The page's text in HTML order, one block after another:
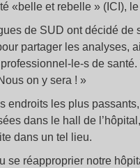
«belle et rebelle » (ICI),
de SUD ont décidé de
partager les analyses,
le-s de
on y sera ! »
endroits les plus
dans le hall de
dans un tel lieu.
se réapproprier notre